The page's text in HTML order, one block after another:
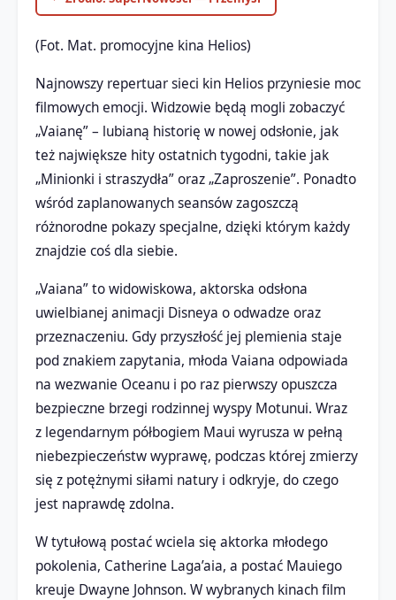
(Fot. Mat. promocyjne kina Helios)
Najnowszy repertuar sieci kin Helios przyniesie moc
filmowych emocji. Widzowie będą mogli zobaczyć
„Vaianę” – lubianą historię w nowej odsłonie, jak
też największe hity ostatnich tygodni, takie jak
„Minionki i straszydła” oraz „Zaproszenie”. Ponadto
wśród zaplanowanych seansów zagoszczą
różnorodne pokazy specjalne, dzięki którym każdy
znajdzie coś dla siebie.
„Vaiana” to widowiskowa, aktorska odsłona
uwielbianej animacji Disneya o odwadze oraz
przeznaczeniu. Gdy przyszłość jej plemienia staje
pod znakiem zapytania, młoda Vaiana odpowiada
na wezwanie Oceanu i po raz pierwszy opuszcza
bezpieczne brzegi rodzinnej wyspy Motunui. Wraz
z legendarnym półbogiem Maui wyrusza w pełną
niebezpieczeństw wyprawę, podczas której zmierzy
się z potężnymi siłami natury i odkryje, do czego
jest naprawdę zdolna.
W tytułową postać wciela się aktorka młodego
pokolenia, Catherine Laga’aia, a postać Mauiego
kreuje Dwayne Johnson. W wybranych kinach film